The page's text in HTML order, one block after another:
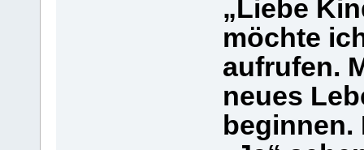
„Liebe
möchte
aufrufen.
neues